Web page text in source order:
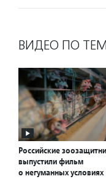
ВИДЕО ПО
Российские
выпустили фильм
о негуманных условиях